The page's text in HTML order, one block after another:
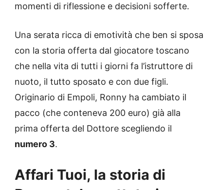
momenti di riflessione e decisioni sofferte.
Una serata ricca di emotività che ben si sposa
con la storia offerta dal giocatore toscano
che nella vita di tutti i giorni fa l’istruttore di
nuoto, il tutto sposato e con due figli.
Originario di Empoli, Ronny ha cambiato il
pacco (che conteneva 200 euro) già alla
prima offerta del Dottore scegliendo il
numero 3.
Affari Tuoi, la storia di